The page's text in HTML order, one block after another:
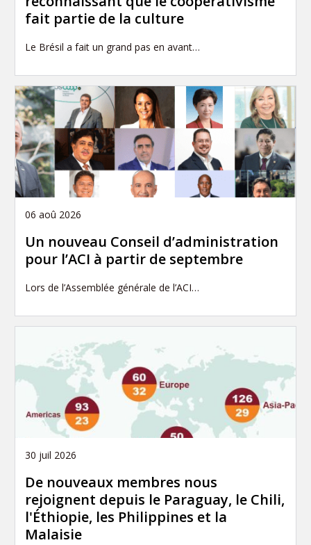
fait partie de la culture
Le Brésil a fait un grand pas en avant…
06 aoû 2026
Un nouveau Conseil d’administration
pour l’ACI à partir de septembre
Lors de l’Assemblée générale de l’ACI…
30 juil 2026
De nouveaux membres nous
rejoignent depuis le Paraguay, le Chili,
l'Éthiopie, les Philippines et la
Malaisie